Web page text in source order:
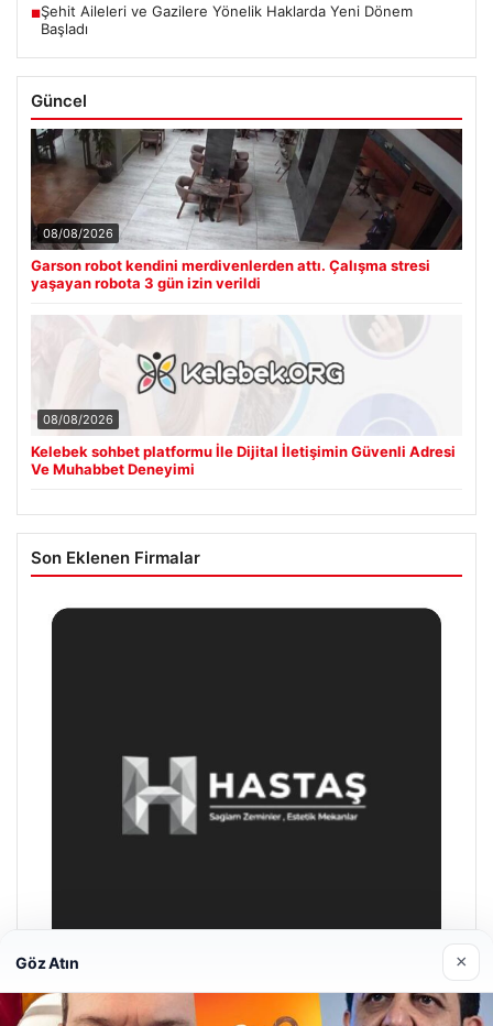
■Şehit Aileleri ve Gazilere Yönelik Haklarda Yeni Dönem
Başladı
Güncel
08/08/2026
Garson robot kendini merdivenlerden attı. Çalışma stresi
yaşayan robota 3 gün izin verildi
08/08/2026
Kelebek sohbet platformu İle Dijital İletişimin Güvenli Adresi
Ve Muhabbet Deneyimi
Son Eklenen Firmalar
Göz Atın ×